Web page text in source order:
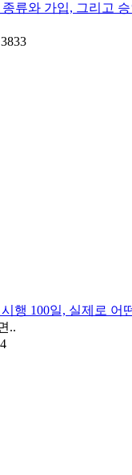
류와 가입, 그리고
3833
행 100일, 실제로 어
..
4